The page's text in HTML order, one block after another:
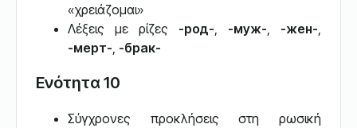
«χρειάζομαι»
Λέξεις με ρίζες -род-, -муж-, -жен-,
-мерт-, -брак-
Ενότητα 10
Σύγχρονες προκλήσεις στη ρωσική